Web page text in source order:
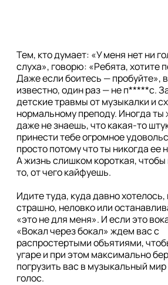
Тем, кто думает: «У меня нет ни
слуха», говорю: «Ребята, хотите
Даже если боитесь — пробуйте»,
известно, один раз — не п*****с.
детские травмы от музыкалки и
нормальному преподу. Иногда ты
даже не знаешь, что какая-то
принести тебе огромное
просто потому что ты никогда ее
А жизнь слишком короткая, чтобы
то, от чего кайфуешь.
Идите туда, куда давно
страшно, неловко или
«это не для меня». И если это
«Вокал через бокал» ждем вас с
распростертыми объятиями,
угаре и при этом максимально
погрузить вас в музыкальный
голос.